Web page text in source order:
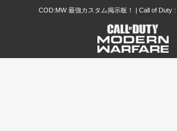
COD:MW 最強カスタム掲示板！ | Call of Duty